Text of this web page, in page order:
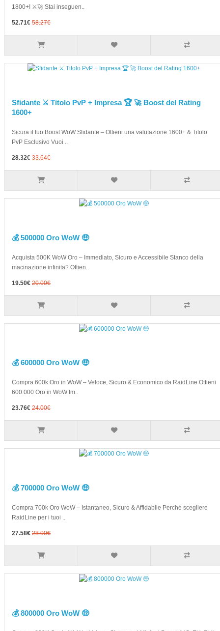
1800+! ⚔️🚀 Stai inseguen..
52.71€ 58.27€
Sfidante ⚔️ Titolo PvP + Impresa 🏆 🚀 Boost del Rating
1600+
Sicura il tuo Boost WoW Sfidante – Ottieni una valutazione 1600+ & Titolo
PvP Esclusivo Vuoi ..
28.32€ 33.64€
💰 500000 Oro WoW 🤑
Acquista 500K WoW Oro – Immediato, Sicuro e Accessibile Stanco della
macinazione infinita? Ottien..
19.50€ 20.00€
💰 600000 Oro WoW 🤑
Compra 600k Oro in WoW – Veloce, Sicuro & Economico da RaidLine Ottieni
600.000 Oro in WoW Im..
23.76€ 24.00€
💰 700000 Oro WoW 🤑
Compra 700k Oro WoW – Istantaneo, Sicuro & Affidabile Perché scegliere
RaidLine per i tuoi ..
27.58€ 28.00€
💰 800000 Oro WoW 🤑